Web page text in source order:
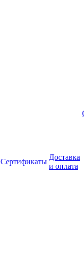
Сертификаты
Доставка
и оплата